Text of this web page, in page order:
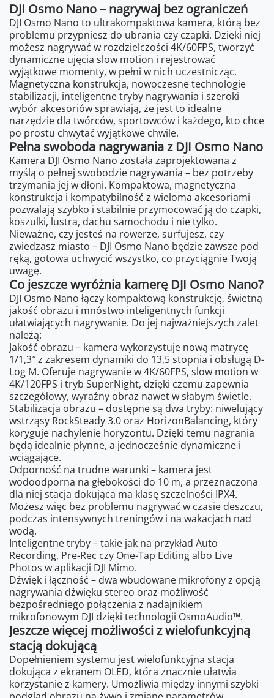
DJI Osmo Nano – nagrywaj bez ograniczeń
DJI Osmo Nano to ultrakompaktowa kamera, którą bez
problemu przypniesz do ubrania czy czapki. Dzięki niej
możesz nagrywać w rozdzielczości 4K/60FPS, tworzyć
dynamiczne ujęcia slow motion i rejestrować
wyjątkowe momenty, w pełni w nich uczestnicząc.
Magnetyczna konstrukcja, nowoczesne technologie
stabilizacji, inteligentne tryby nagrywania i szeroki
wybór akcesoriów sprawiają, że jest to idealne
narzędzie dla twórców, sportowców i każdego, kto chce
po prostu chwytać wyjątkowe chwile.
Pełna swoboda nagrywania z DJI Osmo Nano
Kamera DJI Osmo Nano została zaprojektowana z
myślą o pełnej swobodzie nagrywania – bez potrzeby
trzymania jej w dłoni. Kompaktowa, magnetyczna
konstrukcja i kompatybilność z wieloma akcesoriami
pozwalają szybko i stabilnie przymocować ją do czapki,
koszulki, lustra, dachu samochodu i nie tylko.
Nieważne, czy jesteś na rowerze, surfujesz, czy
zwiedzasz miasto – DJI Osmo Nano będzie zawsze pod
ręką, gotowa uchwycić wszystko, co przyciągnie Twoją
uwagę.
Co jeszcze wyróżnia kamerę DJI Osmo Nano?
DJI Osmo Nano łączy kompaktową konstrukcję, świetną
jakość obrazu i mnóstwo inteligentnych funkcji
ułatwiających nagrywanie. Do jej najważniejszych zalet
należą:
Jakość obrazu – kamera wykorzystuje nową matrycę
1/1,3″ z zakresem dynamiki do 13,5 stopnia i obsługą D-
Log M. Oferuje nagrywanie w 4K/60FPS, slow motion w
4K/120FPS i tryb SuperNight, dzięki czemu zapewnia
szczegółowy, wyraźny obraz nawet w słabym świetle.
Stabilizacja obrazu – dostępne są dwa tryby: niwelujący
wstrząsy RockSteady 3.0 oraz HorizonBalancing, który
koryguje nachylenie horyzontu. Dzięki temu nagrania
będą idealnie płynne, a jednocześnie dynamiczne i
wciągające.
Odporność na trudne warunki – kamera jest
wodoodporna na głębokości do 10 m, a przeznaczona
dla niej stacja dokująca ma klasę szczelności IPX4.
Możesz więc bez problemu nagrywać w czasie deszczu,
podczas intensywnych treningów i na wakacjach nad
wodą.
Inteligentne tryby – takie jak na przykład Auto
Recording, Pre-Rec czy One-Tap Editing albo Live
Photos w aplikacji DJI Mimo.
Dźwięk i łączność – dwa wbudowane mikrofony z opcją
nagrywania dźwięku stereo oraz możliwość
bezpośredniego połączenia z nadajnikiem
mikrofonowym DJI dzięki technologii OsmoAudio™.
Jeszcze więcej możliwości z wielofunkcyjną
stacją dokującą
Dopełnieniem systemu jest wielofunkcyjna stacja
dokująca z ekranem OLED, która znacznie ułatwia
korzystanie z kamery. Umożliwia między innymi szybki